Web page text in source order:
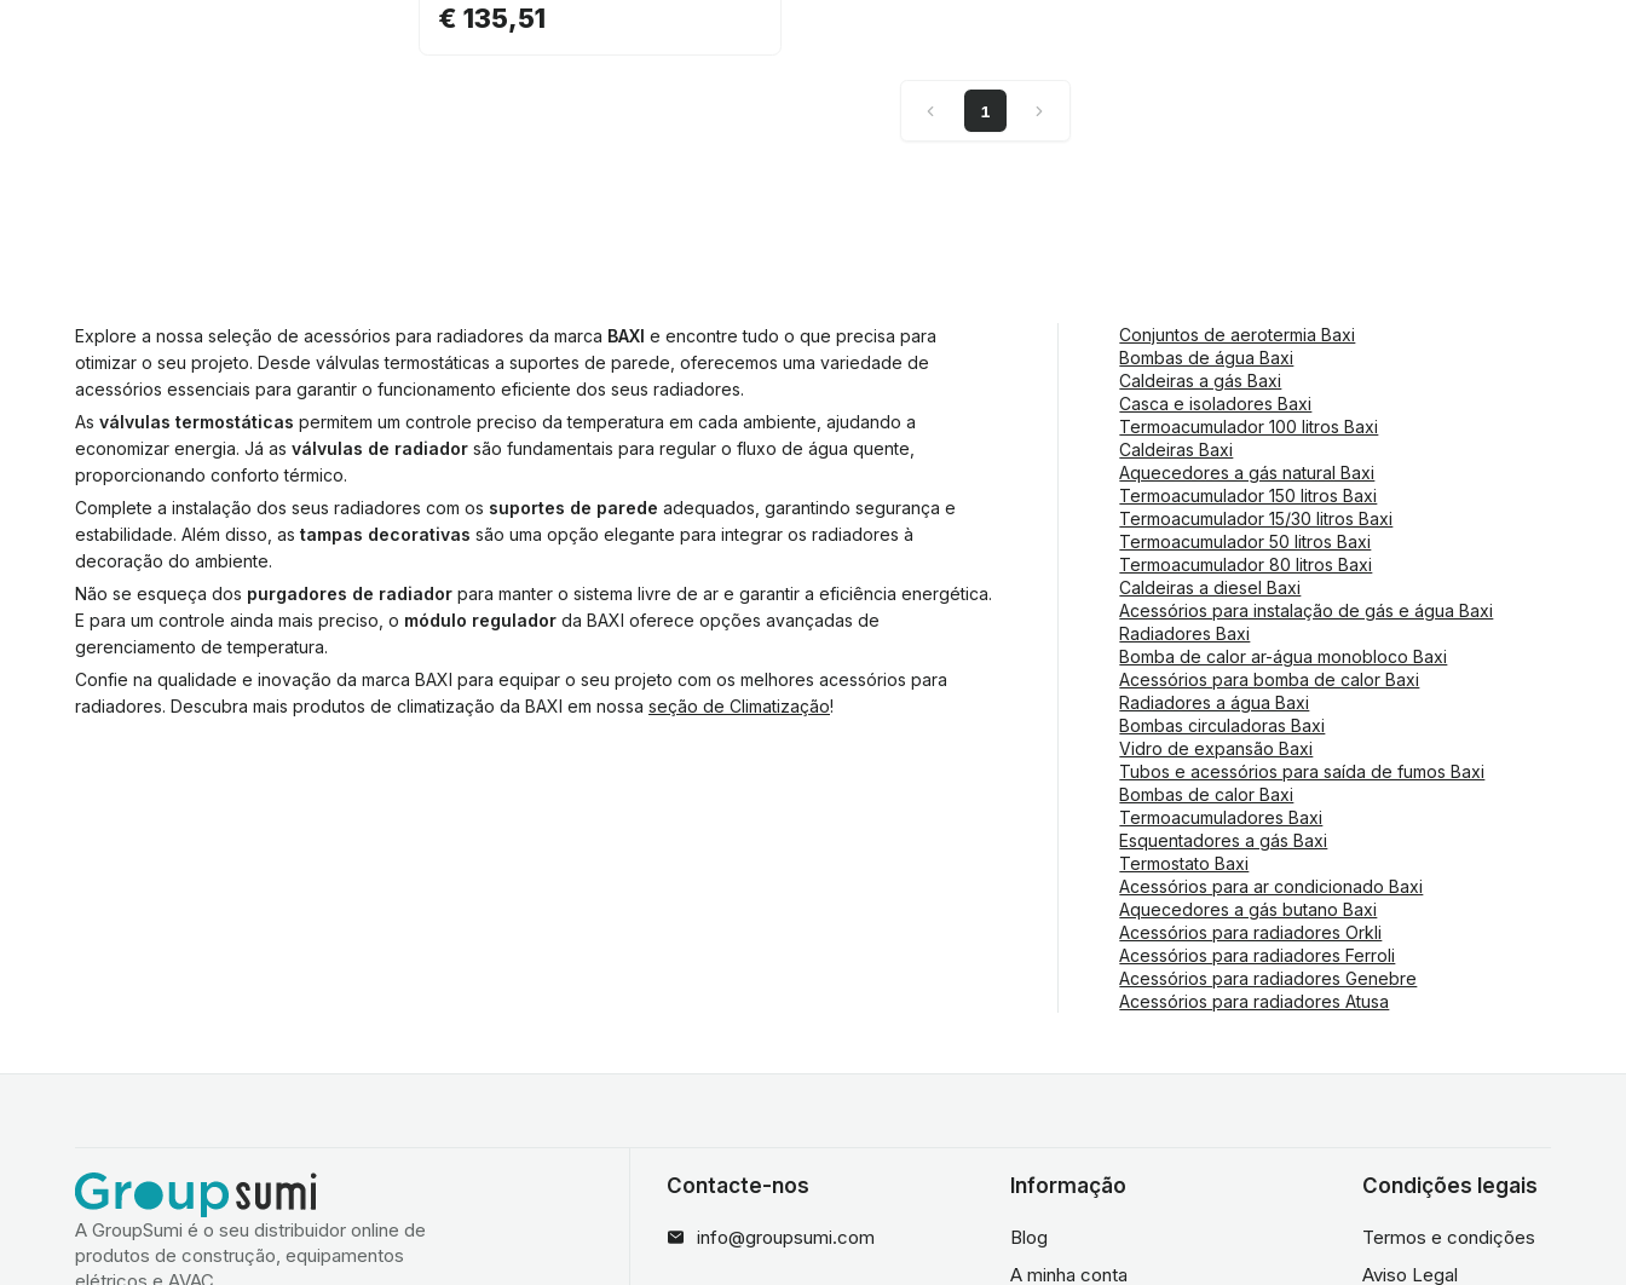
€ 135,51
1
Explore a nossa seleção de acessórios para radiadores da marca BAXI e encontre tudo o que precisa para
otimizar o seu projeto. Desde válvulas termostáticas a suportes de parede, oferecemos uma variedade de
acessórios essenciais para garantir o funcionamento eficiente dos seus radiadores.
As válvulas termostáticas permitem um controle preciso da temperatura em cada ambiente, ajudando a
economizar energia. Já as válvulas de radiador são fundamentais para regular o fluxo de água quente,
proporcionando conforto térmico.
Complete a instalação dos seus radiadores com os suportes de parede adequados, garantindo segurança e
estabilidade. Além disso, as tampas decorativas são uma opção elegante para integrar os radiadores à
decoração do ambiente.
Não se esqueça dos purgadores de radiador para manter o sistema livre de ar e garantir a eficiência energética.
E para um controle ainda mais preciso, o módulo regulador da BAXI oferece opções avançadas de
gerenciamento de temperatura.
Confie na qualidade e inovação da marca BAXI para equipar o seu projeto com os melhores acessórios para
radiadores. Descubra mais produtos de climatização da BAXI em nossa seção de Climatização!
Conjuntos de aerotermia Baxi
Bombas de água Baxi
Caldeiras a gás Baxi
Casca e isoladores Baxi
Termoacumulador 100 litros Baxi
Caldeiras Baxi
Aquecedores a gás natural Baxi
Termoacumulador 150 litros Baxi
Termoacumulador 15/30 litros Baxi
Termoacumulador 50 litros Baxi
Termoacumulador 80 litros Baxi
Caldeiras a diesel Baxi
Acessórios para instalação de gás e água Baxi
Radiadores Baxi
Bomba de calor ar-água monobloco Baxi
Acessórios para bomba de calor Baxi
Radiadores a água Baxi
Bombas circuladoras Baxi
Vidro de expansão Baxi
Tubos e acessórios para saída de fumos Baxi
Bombas de calor Baxi
Termoacumuladores Baxi
Esquentadores a gás Baxi
Termostato Baxi
Acessórios para ar condicionado Baxi
Aquecedores a gás butano Baxi
Acessórios para radiadores Orkli
Acessórios para radiadores Ferroli
Acessórios para radiadores Genebre
Acessórios para radiadores Atusa
A GroupSumi é o seu distribuidor online de
produtos de construção, equipamentos
Contacte-nos
info@groupsumi.com
Informação
Blog
A minha conta
Condições legais
Termos e condições
Aviso Legal